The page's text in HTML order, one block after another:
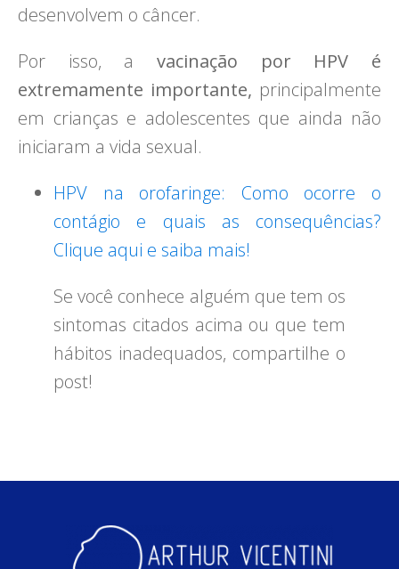
desenvolvem o câncer.
Por isso, a vacinação por HPV é
extremamente importante, principalmente
em crianças e adolescentes que ainda não
iniciaram a vida sexual.
HPV na orofaringe: Como ocorre o
contágio e quais as consequências?
Clique aqui e saiba mais!
Se você conhece alguém que tem os
sintomas citados acima ou que tem
hábitos inadequados, compartilhe o
post!